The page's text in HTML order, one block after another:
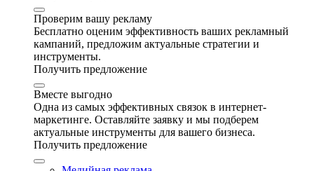
Проверим вашу рекламу
Бесплатно оценим эффективность ваших рекламный
кампаний, предложим актуальные стратегии и
инструменты.
Получить предложение
Вместе выгодно
Одна из самых эффективных связок в интернет-
маркетинге. Оставляйте заявку и мы подберем
актуальные инструменты для вашего бизнеса.
Получить предложение